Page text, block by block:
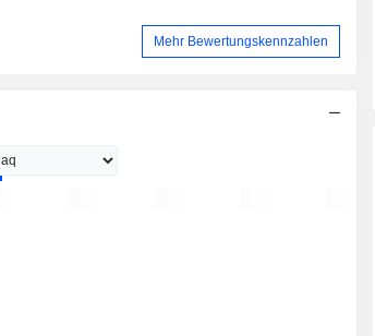
Mehr Bewertungskennzahlen